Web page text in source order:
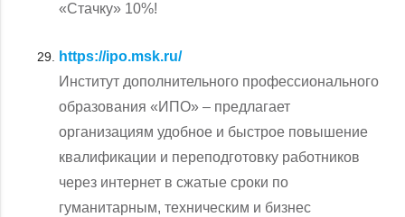
«Стачку» 10%!
https://ipo.msk.ru/
Институт дополнительного профессионального
образования «ИПО» – предлагает
организациям удобное и быстрое повышение
квалификации и переподготовку работников
через интернет в сжатые сроки по
гуманитарным, техническим и бизнес